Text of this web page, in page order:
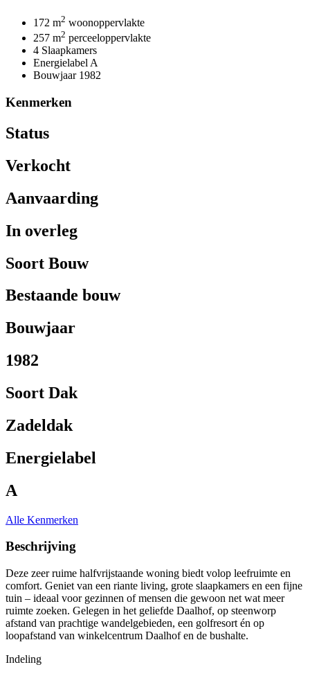
172 m2 woonoppervlakte
257 m2 perceeloppervlakte
4 Slaapkamers
Energielabel A
Bouwjaar 1982
Kenmerken
Status
Verkocht
Aanvaarding
In overleg
Soort Bouw
Bestaande bouw
Bouwjaar
1982
Soort Dak
Zadeldak
Energielabel
A
Alle Kenmerken
Beschrijving
Deze zeer ruime halfvrijstaande woning biedt volop leefruimte en
comfort. Geniet van een riante living, grote slaapkamers en een fijne
tuin – ideaal voor gezinnen of mensen die gewoon net wat meer
ruimte zoeken. Gelegen in het geliefde Daalhof, op steenworp
afstand van prachtige wandelgebieden, een golfresort én op
loopafstand van winkelcentrum Daalhof en de bushalte.
Indeling